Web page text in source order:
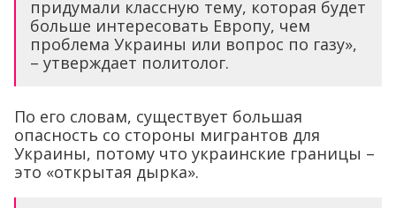
придумали классную тему, которая будет
больше интересовать Европу, чем
проблема Украины или вопрос по газу»,
– утверждает политолог.
По его словам, существует большая
опасность со стороны мигрантов для
Украины, потому что украинские границы –
это «открытая дырка».